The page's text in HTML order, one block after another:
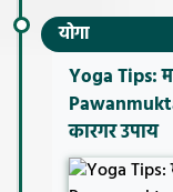
योगा
Yoga Tips:
कारगर उपाय